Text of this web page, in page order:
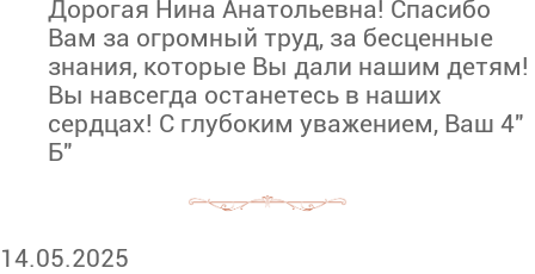
Дорогая Нина Анатольевна! Спасибо
Вам за огромный труд, за бесценные
знания, которые Вы дали нашим детям!
Вы навсегда останетесь в наших
сердцах! С глубоким уважением, Ваш 4"
Б"
14.05.2025